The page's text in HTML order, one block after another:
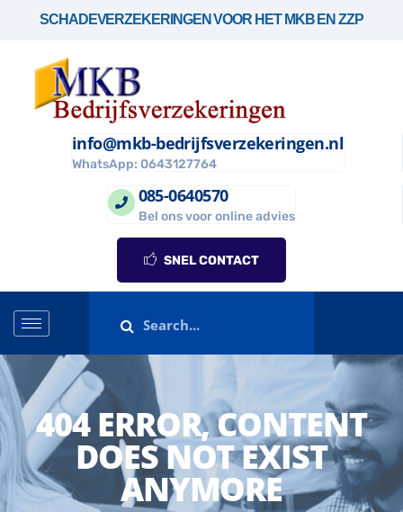
SCHADEVERZEKERINGEN VOOR HET MKB EN ZZP
info@mkb-bedrijfsverzekeringen.nl
WhatsApp: 0643127764
085-0640570
Bel ons voor online advies
SNEL CONTACT
404 ERROR, CONTENT
DOES NOT EXIST
ANYMORE